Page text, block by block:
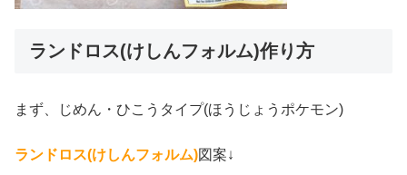
ランドロス(けしんフォルム)作り方
まず、じめん・ひこうタイプ(ほうじょうポケモン)
ランドロス(けしんフォルム)図案↓